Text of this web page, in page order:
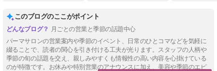
このブログのここがポイント
月ごとの営業と季節の話題中心
パーマサロンの営業案内や季節のイベント、日常のひとコマなどを気軽に
綴ることで、読者の関心を引き付ける工夫が光ります。スタッフの人柄や
季節の旬の話題を交え、親しみやすくも情報性の高い内容を心掛けている
のが特徴です。お休みや特別営業のアナウンスに加え、美容や季節のエピ